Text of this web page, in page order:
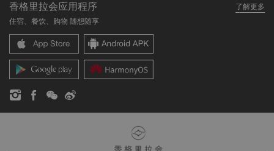
常见问题
联络我们
我们的酒店品牌
香格里拉中心
香格里拉公寓
联系方式
职业发展
企业社会责任
新闻稿
香格里拉会应用程序
了解更多
住宿、餐饮、购物 随想随享